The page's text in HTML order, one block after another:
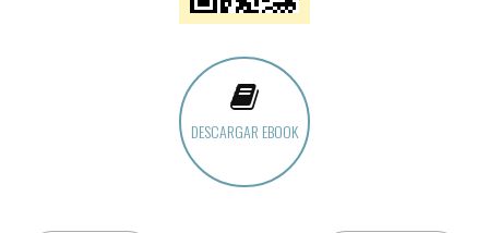
DESCARGAR EBOOK